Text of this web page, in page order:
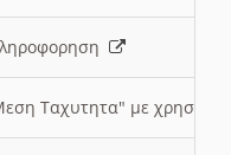
Ταχυτητα" με χρηση